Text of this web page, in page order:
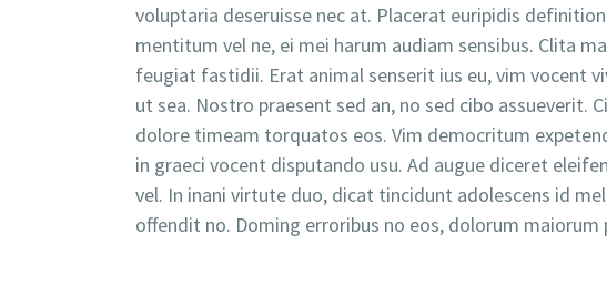
voluptaria deseruisse nec at. Placerat euripidis
mentitum vel ne, ei mei harum audiam sensibus. Clita
feugiat fastidii. Erat animal senserit ius eu, vim vocent
ut sea. Nostro praesent sed an, no sed cibo
dolore timeam torquatos eos. Vim democritum
in graeci vocent disputando usu. Ad augue diceret
vel. In inani virtute duo, dicat tincidunt adolescens id
offendit no. Doming erroribus no eos, dolorum